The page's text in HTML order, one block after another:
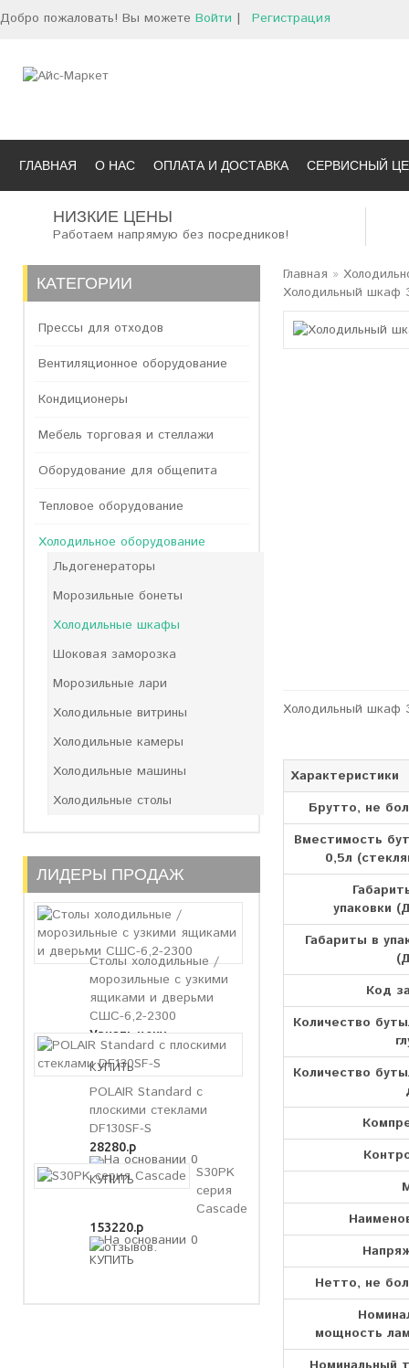
Добро пожаловать! Вы можете Войти | Регистрация
ГЛАВНАЯ О НАС ОПЛАТА И ДОСТАВКА СЕРВИСНЫЙ
НИЗКИЕ ЦЕНЫ
Работаем напрямую без посредников!
КАТЕГОРИИ
Прессы для отходов
Вентиляционное оборудование
Кондиционеры
Мебель торговая и стеллажи
Оборудование для общепита
Тепловое оборудование
Холодильное оборудование
Льдогенераторы
Морозильные бонеты
Холодильные шкафы
Шоковая заморозка
Морозильные лари
Холодильные витрины
Холодильные камеры
Холодильные машины
Холодильные столы
ЛИДЕРЫ ПРОДАЖ
Столы холодильные /
морозильные с узкими
ящиками и дверьми
СШС-6,2-2300
Узнать цену
POLAIR Standard с
плоскими стеклами
DF130SF-S
28280.р
S30PK
серия
Cascade
153220.р
Главная »
Холодильный шкаф
Холодильный шкаф
Характеристики
Брутто, не
Вместимость
0,5л
упаковки
Габариты в
Код
Количество
Количество
Нетто, не
мощность